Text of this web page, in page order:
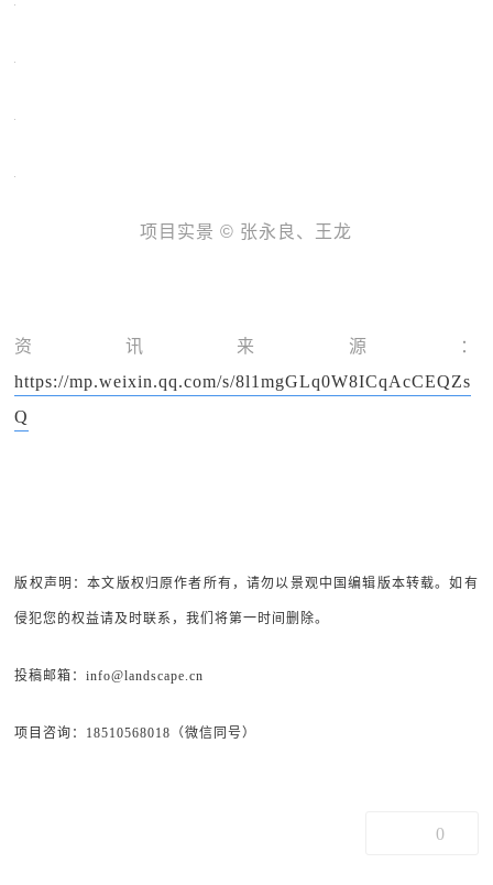
项目实景 © 张永良、王龙
资讯来源：
https://mp.weixin.qq.com/s/8l1mgGLq0W8ICqAcCEQZs
Q
版权声明：本文版权归原作者所有，请勿以景观中国编辑版本转载。如有
侵犯您的权益请及时联系，我们将第一时间删除。
投稿邮箱：info@landscape.cn
项目咨询：18510568018（微信同号）
0